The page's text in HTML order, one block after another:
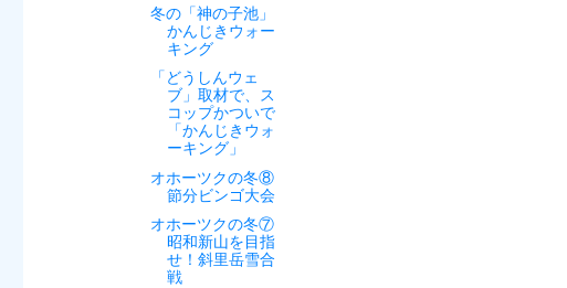
冬の「神の子池」
かんじきウォー
キング
「どうしんウェ
ブ」取材で、ス
コップかついで
「かんじきウォ
ーキング」
オホーツクの冬⑧
節分ビンゴ大会
オホーツクの冬⑦
昭和新山を目指
せ！斜里岳雪合
戦